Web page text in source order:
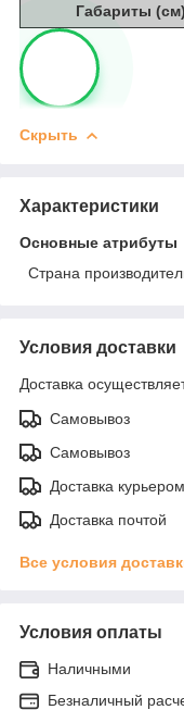
Габариты (см)
Скрыть
Характеристики
Основные атрибуты
Страна
Условия доставки
Доставка
Самовывоз
Самовывоз
Доставка курьером
Доставка почтой
Все условия
Условия оплаты
Наличными
Безналичный